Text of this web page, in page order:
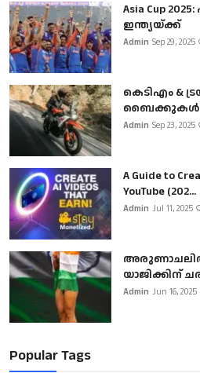
Asia Cup
ഇന്ത്യയ്ക്ക്
Admin Sep 29, 2025
കെടിഎം &
Admin Sep 23, 2025
A Guide to
YouTube (202...
Admin Jul 11, 2025
അരുണാചലിൽ
യാജിക്കിന്
Admin Jun 16, 2025
Popular Tags